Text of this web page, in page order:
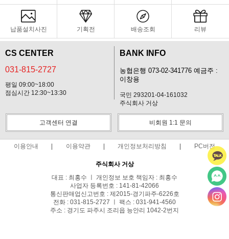
납품설치사진 기획전 배송조회 리뷰
CS CENTER
031-815-2727
평일 09:00~18:00
점심시간 12:30~13:30
BANK INFO
농협은행 073-02-341776 예금주 :
이창용
국민 293201-04-161032
주식회사 거상
고객센터 연결 비회원 1:1 문의
이용안내 이용약관 개인정보처리방침 PC버전
주식회사 거상
대표 : 최홍수 ㅣ 개인정보 보호 책임자 : 최홍수
사업자 등록번호 : 141-81-42066
통신판매업신고번호 : 제2015-경기파주-6226호
전화 : 031-815-2727 ㅣ 팩스 : 031-941-4560
주소 : 경기도 파주시 조리읍 능안리 1042-2번지